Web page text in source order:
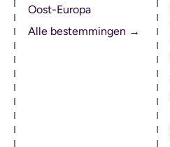
Oost-Europa
Alle bestemmingen →